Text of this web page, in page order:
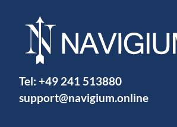
Tel: +49 241 513880
support@navigium.online